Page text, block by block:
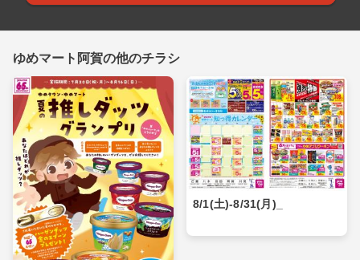
ゆめマート阿賀の他のチラシ
8/1(土)-8/31(月)_